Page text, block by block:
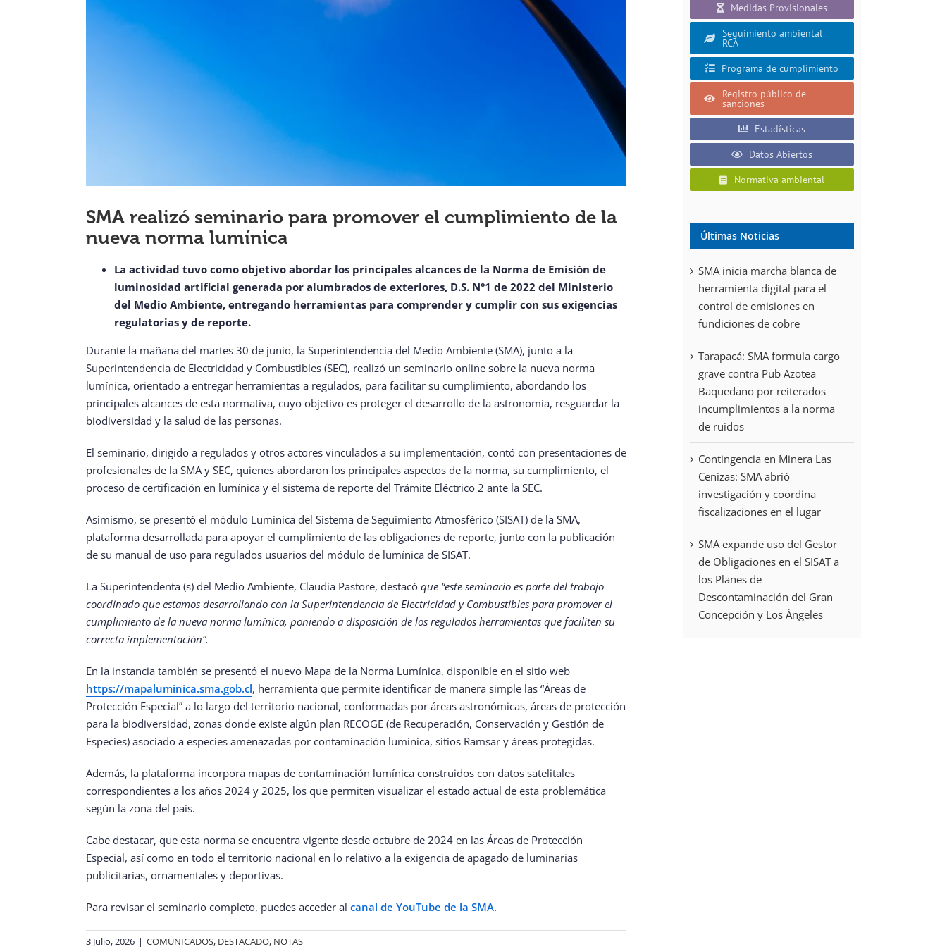
SMA realizó seminario para promover el cumplimiento de la
nueva norma lumínica
La actividad tuvo como objetivo abordar los principales alcances de la Norma de Emisión de
luminosidad artificial generada por alumbrados de exteriores, D.S. N°1 de 2022 del Ministerio
del Medio Ambiente, entregando herramientas para comprender y cumplir con sus exigencias
regulatorias y de reporte.
Durante la mañana del martes 30 de junio, la Superintendencia del Medio Ambiente (SMA), junto a la
Superintendencia de Electricidad y Combustibles (SEC), realizó un seminario online sobre la nueva norma
lumínica, orientado a entregar herramientas a regulados, para facilitar su cumplimiento, abordando los
principales alcances de esta normativa, cuyo objetivo es proteger el desarrollo de la astronomía, resguardar la
biodiversidad y la salud de las personas.
El seminario, dirigido a regulados y otros actores vinculados a su implementación, contó con presentaciones de
profesionales de la SMA y SEC, quienes abordaron los principales aspectos de la norma, su cumplimiento, el
proceso de certificación en lumínica y el sistema de reporte del Trámite Eléctrico 2 ante la SEC.
Asimismo, se presentó el módulo Lumínica del Sistema de Seguimiento Atmosférico (SISAT) de la SMA,
plataforma desarrollada para apoyar el cumplimiento de las obligaciones de reporte, junto con la publicación
de su manual de uso para regulados usuarios del módulo de lumínica de SISAT.
La Superintendenta (s) del Medio Ambiente, Claudia Pastore, destacó que “este seminario es parte del trabajo
coordinado que estamos desarrollando con la Superintendencia de Electricidad y Combustibles para promover el
cumplimiento de la nueva norma lumínica, poniendo a disposición de los regulados herramientas que faciliten su
correcta implementación”.
En la instancia también se presentó el nuevo Mapa de la Norma Lumínica, disponible en el sitio web
https://mapaluminica.sma.gob.cl, herramienta que permite identificar de manera simple las “Áreas de
Protección Especial” a lo largo del territorio nacional, conformadas por áreas astronómicas, áreas de protección
para la biodiversidad, zonas donde existe algún plan RECOGE (de Recuperación, Conservación y Gestión de
Especies) asociado a especies amenazadas por contaminación lumínica, sitios Ramsar y áreas protegidas.
Además, la plataforma incorpora mapas de contaminación lumínica construidos con datos satelitales
correspondientes a los años 2024 y 2025, los que permiten visualizar el estado actual de esta problemática
según la zona del país.
Cabe destacar, que esta norma se encuentra vigente desde octubre de 2024 en las Áreas de Protección
Especial, así como en todo el territorio nacional en lo relativo a la exigencia de apagado de luminarias
publicitarias, ornamentales y deportivas.
Para revisar el seminario completo, puedes acceder al canal de YouTube de la SMA.
3 Julio, 2026 | COMUNICADOS, DESTACADO, NOTAS
Medidas Provisionales
Seguimiento ambiental
RCA
Programa de cumplimiento
Registro público de
sanciones
Estadísticas
Datos Abiertos
Normativa ambiental
Últimas Noticias
SMA inicia marcha blanca de
herramienta digital para el
control de emisiones en
fundiciones de cobre
Tarapacá: SMA formula cargo
grave contra Pub Azotea
Baquedano por reiterados
incumplimientos a la norma
de ruidos
Contingencia en Minera Las
Cenizas: SMA abrió
investigación y coordina
fiscalizaciones en el lugar
SMA expande uso del Gestor
de Obligaciones en el SISAT a
los Planes de
Descontaminación del Gran
Concepción y Los Ángeles